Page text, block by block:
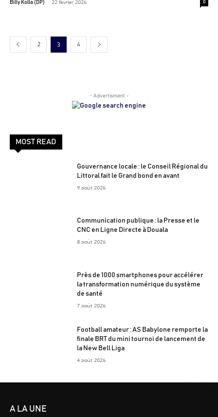
Billy Kolla (DP) - 22 février 2026 0
2 3 4
- Advertisment -
MOST READ
Gouvernance locale : le Conseil Régional du
Littoral fait le Grand bond en avant
9 août 2026
Communication publique : la Presse et le
CNC en Ligne Directe à Douala
8 août 2026
Près de 1000 smartphones pour accélérer
la transformation numérique du système
de santé
7 août 2026
Football amateur : AS Babylone remporte la
finale BRT du mini tournoi de lancement de
la New Bell Liga
4 août 2026
A LA UNE